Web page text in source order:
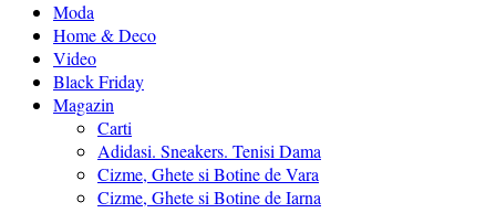
Moda
Home & Deco
Video
Black Friday
Magazin
Carti
Adidasi. Sneakers. Tenisi Dama
Cizme, Ghete si Botine de Vara
Cizme, Ghete si Botine de Iarna